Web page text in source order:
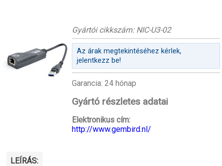
Gyártói cikkszám: NIC-U3-02
Az árak megtekintéséhez kérlek,
jelentkezz be!
Garancia: 24 hónap
Gyártó részletes adatai
Elektronikus cím:
http://www.gembird.nl/
LEÍRÁS: